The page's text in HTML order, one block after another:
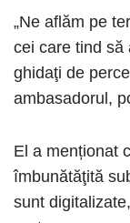
„Ne aflăm pe
cei care tind să
ghidaţi de
ambasadorul,
El a menționat
îmbunătăţită
sunt